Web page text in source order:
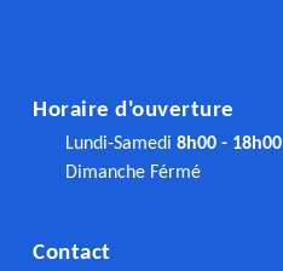
Horaire d'ouverture
Lundi-Samedi 8h00 - 18h00
Dimanche Férmé
Contact